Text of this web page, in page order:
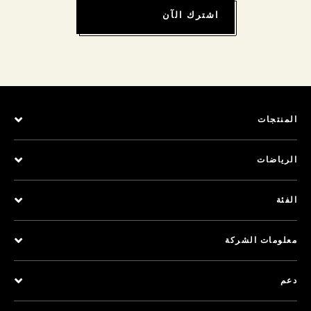
اشترك الآن
المنتجات
الرياضات
الفئة
معلومات الشركة
دعم